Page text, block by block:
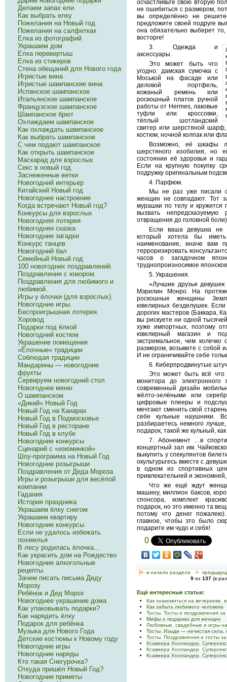
осчастливьте свою вторую
не ошибиться с размером,
вы определённо не
предложите своей подруге
она обязательно выберет
восторге!
3. Одежда и
аксессуары.
Это может быть что
угодно: дамская сумочка с
Моськой на фасаде или
деловой портфель,
кожаный ремень или
роскошный платок ручной
работы от Hermes, лаковые
туфли или кроссовки,
тёплый шотландский
свитер или шерстяной
костюм, ночной колпак или
Возможно, её шкафы
шерстяного изобилия, но
состоянии её здоровья и
Если на крупную покупку
подружку оригинальным
4. Парфюм.
Мы не раз уже писали
женщин не совпадают. Тот
мурашки по телу и кружится
вызвать
отвращения до головной
Если ваша девушка не
который хотела бы
наименование, иначе вам
терроризировать
часов о загадочном
труднопроизносимое
5. Украшения.
«Лучшие друзья
Мэрилин Монро. На
роскошные женщины
ювелирных безделушек.
дорогих мастеров (Баккара,
вы рискуете ни одной
хуже импортных, поэтому
ювелирный магазин и
экстремальное, чем
размером, возьмите с собой
И не ограничивайте себе
6. Киберпродвинутые
Это может быть всё что
монитора до электронного
современный дизайн
жёлто-зелёными или
цифровые плееры и
мечтают сменить свой
себе кульные наушники.
разбираетесь немного
подарок, такой же кульный,
7. Абонемент …в
концертный зал им.
выкупить у спекулянтов
окультурьтесь вместе с
в одном из спортивных
привлекательней и
Что же ещё ждут
машину, миллион баксов,
спонсора, комплект
подарок, но это именно та
потому что денег
главное, чтобы это было
подарите им чудо и себя!
0
[<— в начало раздела <-
9из 137(в
Ещё интересные статьи:
Как знакомиться на вечеринке,
Как забыть любимого человека
Тосты. Тосты и поздравления
Мифы о подарках для женщин
Любовные, свадебные и игры
Тосты. Изыди — нечистая сила,
Тосты. Поздравления и тосты
Ксавиера Холландер. Суперсекс
Ксавиера Холландер. Суперсекс
Ксавиера Холландер. Суперсекс
Делаем запах ели
Как выбрать елку
Пожелания на Новый год
Пожелания на салфетках
Елка из фотографий
Украшаем дом
Елка перевертыш
Елка из стикеров
Стена обещаний для Нового года
Игристые вина
Игристые шампанские вина
Испанское шампанское
Итальянское шампанское
Французское шампанское
Шампанское брют
Охлаждаем шампанское
Как охлаждать шампанское
Как выбрать шампанское
С чем подают шампанское
Как открыть шампанское
Маскарад для взрослых
Секс в новый год
Заснеженные ветки
Новогодний интерьер
Китайский Новый год
Новогоднее настроение
Когда встречают Новый год?
Конкурсы для взрослых
Новогодняя лотерея
Новогодняя сказка
Новогодние загадки
Конкурс танцев
Новогодний бал
Семейный Новый год
100 новогодних поздравлений.
Поздравления с юмором.
Поздравления для любимого и
любимой.
Игры у ёлочки (для взрослых).
Новогодние игры.
Беспроигрышная лотерея.
Хоровод
Подарки под ёлкой
Новогодний костюм
Украшение помещения
«Ёлочные» традиции
Соблюдая традиции
Мандарины — новогодние
фрукты
Сервируем новогодний стол
Новогоднее меню
О шампанском
«Дикий» Новый Год
Новый Год на Канарах
Новый Год в Подмосковье
Новый Год в ресторане
Новый Год в клубе
Новогодние конкурсы
Сценарий с «изюминкой»
Шоу-программа на Новый Год
Новогодние розыгрыши
Поздравления от Деда Мороза
Игры и розыгрыши для весёлой
компании
Гадания
История праздника
Украшаем ёлку снегом
Украшаем квартиру
Новогодние конкурсы
Если не удалось избежать
похмелья
В лесу родилась ёлочка…
Как украсить дом на Рождество
Новогодние алкогольные
рецепты
Зачем писать письма Деду
Морозу
Ребёнок и Дед Мороз
Новогоднее украшение дома
Как упаковывать подарки?
Как нарядить ёлку
Подарок для ребёнка
Музыка для Нового Года
Детские костюмы к Новому году
Новогодние игры
Новогодние наряды
Кто такая Снегурочка?
Откуда пришёл Новый Год?
Новогодние приметы